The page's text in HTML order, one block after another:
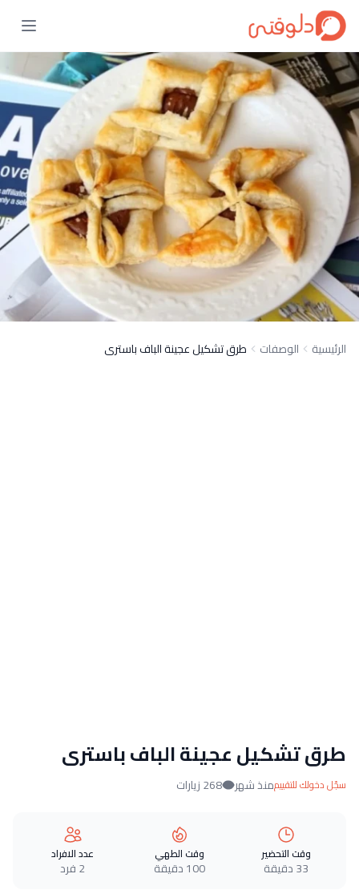
الرئيسية الوصفات طرق تشكيل عجينة الباف باسترى
طرق تشكيل عجينة الباف باسترى
سجّل دخولك للتقييممنذ شهر 268 زيارات
وقت التحضير
33 دقيقة
وقت الطهي
100 دقيقة
عدد الافراد
2 فرد